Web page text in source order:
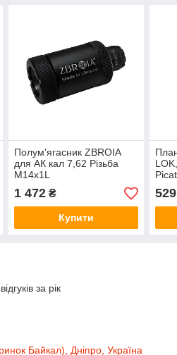
Полум'ягасник ZBROIA
для АК кал 7,62 Різьба
M14x1L
1 472₴
Купити
529
за рік
Байкал), Дніпро, Україна